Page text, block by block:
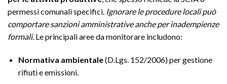
permessi comunali specifici. Ignorare le procedure locali può
comportare sanzioni amministrative anche per inadempienze
formali. Le principali aree da monitorare includono:
Normativa ambientale(D.Lgs. 152/2006) per gestione
rifiuti e emissioni.